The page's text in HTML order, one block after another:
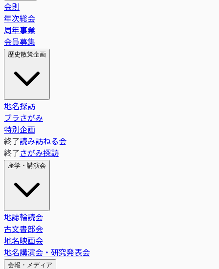
会則
年次総会
周年事業
会員募集
歴史散策企画
地名探訪
ブラさがみ
特別企画
終了読み訪ねる会
終了さがみ探訪
座学・講演会
地誌輪読会
古文書部会
地名映画会
地名講演会・研究発表会
会報・メディア